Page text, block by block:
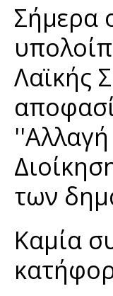
Σήμερα
Λαϊκής
των
Καμία